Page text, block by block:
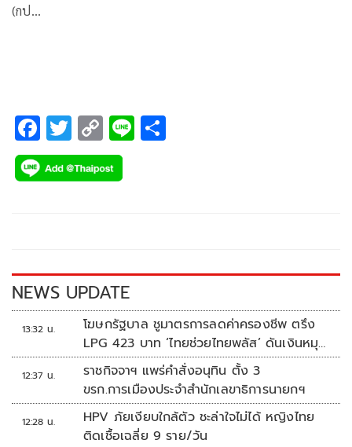
(กป…
F
ac
e
k
T
wi
tt
C
o
p
k
Li
NEWS UPDATE
13:32 น.
โฆษกรัฐบาล ชูมาตรการลดค่าครองชีพ ตรึง
LPG 423 บาท ‘ไทยช่วยไทยพลัส’ ดันเงินหมุน
แสนล้าน
12:37 น.
ราชกิจจาฯ แพร่คำสั่งอนุทิน ตั้ง 3
ขรก.การเมืองประจำสำนักเลขาธิการนายกฯ
12:28 น.
HPV ภัยเงียบใกล้ตัว ชะล่าใจไม่ได้ หญิงไทย
ติดเชื้อเฉลี่ย 9 ราย/วัน